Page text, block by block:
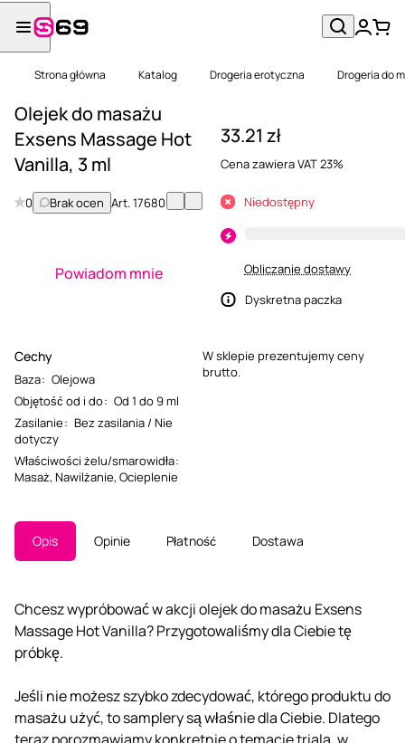
Strona główna Katalog Drogeria erotyczna Drogeria do
Olejek do masażu
Exsens Massage Hot
Vanilla, 3 ml
0 Brak ocen Art.17680
Powiadom mnie
Cechy
Baza: Olejowa
Objętość od i do: Od 1 do 9 ml
Zasilanie: Bez zasilania / Nie
dotyczy
Właściwości żelu/smarowidła:
Masaż, Nawilżanie, Ocieplenie
33.21 zł
Cena zawiera VAT 23%
Niedostępny
Obliczanie dostawy
Dyskretna paczka
W sklepie prezentujemy ceny
brutto.
Opis Opinie Płatność Dostawa
Chcesz wypróbować w akcji olejek do masażu Exsens
Massage Hot Vanilla? Przygotowaliśmy dla Ciebie tę
próbkę.
Jeśli nie możesz szybko zdecydować, którego produktu do
masażu użyć, to samplery są właśnie dla Ciebie. Dlatego